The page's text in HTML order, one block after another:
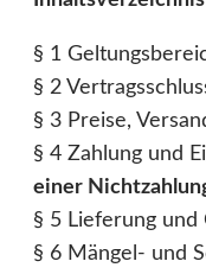
§ 1
§ 2
§ 3 Preise,
§ 4 Zahlung und
einer
§ 5 Lieferung und
§ 6 Mängel- und